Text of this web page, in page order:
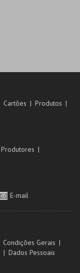
Cartões
Produtos
Produtores
E-mail
Condições Gerais
Dados Pessoais